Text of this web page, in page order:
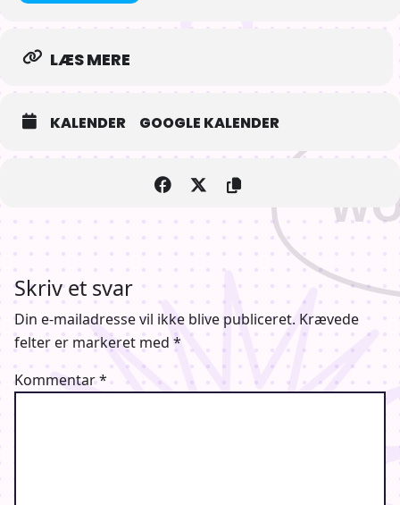
LÆS MERE
KALENDER GOOGLE KALENDER
Skriv et svar
Din e-mailadresse vil ikke blive publiceret. Krævede
felter er markeret med *
Kommentar*